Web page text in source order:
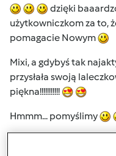
dzięki
użytkowniczkom za to,
pomagacie Nowym
Mixi, a gdybyś tak
przysłała swoją
piękna!!!!!!!!!!!
Hmmm... pomyślimy